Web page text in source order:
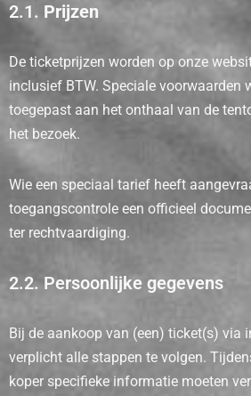
2.1. Prijzen
De ticketprijzen worden op onze
inclusief BTW. Speciale voorwaarden
toegepast aan het onthaal van de
het bezoek.
Wie een speciaal tarief heeft
toegangscontrole een officieel
ter rechtvaardiging.
2.2. Persoonlijke gegevens
Bij de aankoop van (een) ticket(s) via
verplicht alle stappen te volgen.
koper specifieke informatie moeten